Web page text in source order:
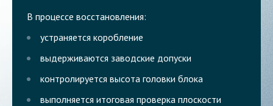
В процессе восстановления:
устраняется коробление
выдерживаются заводские допуски
контролируется высота головки блока
выполняется итоговая проверка плоскости